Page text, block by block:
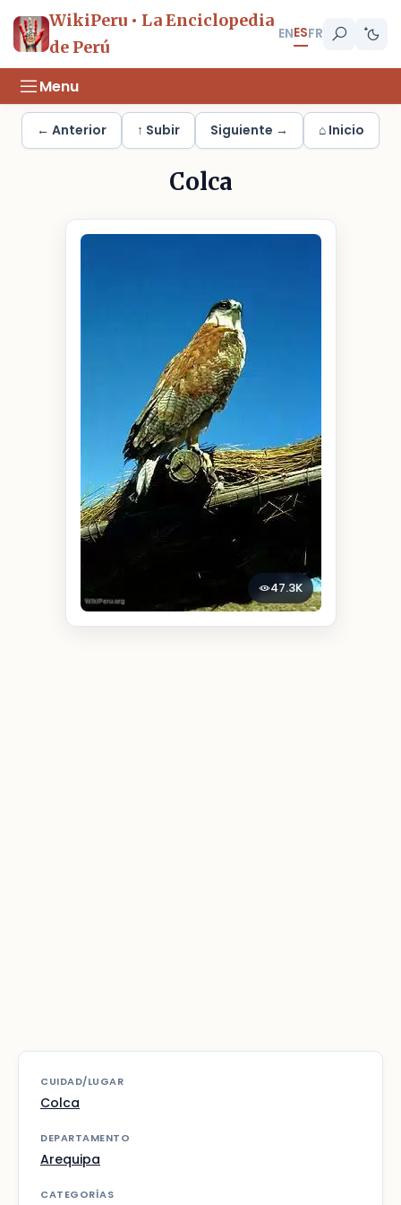
WikiPeru • La Enciclopedia
de Perú
ENESFR
Menu
← Anterior ↑ Subir Siguiente → ⌂ Inicio
Colca
47.3K
CUIDAD/LUGAR
Colca
DEPARTAMENTO
Arequipa
CATEGORÍAS